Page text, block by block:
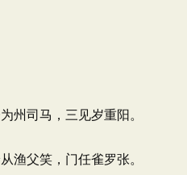
州司马，三见岁重阳。
渔父笑，门任雀罗张。